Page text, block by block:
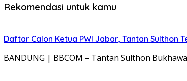
Rekomendasi untuk kamu
Daftar Calon Ketua PWI Jabar, Tantan Sulthon
BANDUNG | BBCOM – Tantan Sulthon